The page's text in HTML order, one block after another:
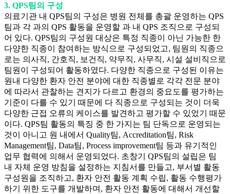
3. QPS팀의 구성
의료기관 내 QPS팀의 구성은 병원 전체를 총괄 운영하는 QPS
팀과 각 과의 QPS 활동을 운영할 과 내 QPS 조직으로 구성되
어 있다. QPS팀의 구성원 대상은 특정 직종이 아닌 가능한 한
다양한 직종이 참여하는 방식으로 구성되었고, 팀원의 직종으
로는 의사직, 간호직, 보건직, 약무직, 사무직, 시설 설비직으로
팀원이 구성되어 활동하였다. 다양한 직종으로 구성된 이유는
원내 다양한 환자 안전 분야에 대한 직종별로 각각 전문 분야
에 따라서 관찰하는 견지가 다르고 환경의 중요도를 평가하는
기준이 다를 수 있기 때문에 다 직종으로 구성되는 것이 더욱
다양한 근접 오류의 케이스를 발견하고 평가할 수 있었기 때문
이다. QPS팀 활동의 특징 중 한 가지는 팀 단독으로 운영되는
것이 아니고 원 내에서 Quality팀, Accreditation팀, Risk
Management팀, Data팀, Process improvement팀 등과 유기적인
업무 협력에 의해서 운영되었다. 초창기 QPS팀의 설립은 팀
내 자체 운영 방침을 설정하는 지침서를 만들고, 부서별 활동
구성원을 조직하고, 환자 안전 활동 계획 수립, 활동 수행평가
하기 위한 도구를 개발하며, 환자 안전 활동에 대해서 개선할